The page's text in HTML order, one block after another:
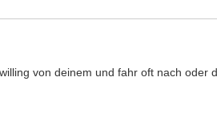
von deinem und fahr oft nach oder